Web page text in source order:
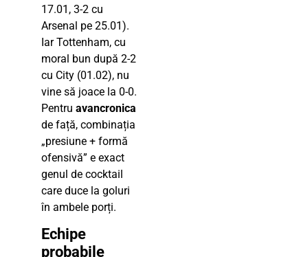
17.01, 3-2 cu
Arsenal pe 25.01).
Iar Tottenham, cu
moral bun după 2-2
cu City (01.02), nu
vine să joace la 0-0.
Pentru avancronica
de față, combinația
„presiune + formă
ofensivă” e exact
genul de cocktail
care duce la goluri
în ambele porți.
Echipe
probabile